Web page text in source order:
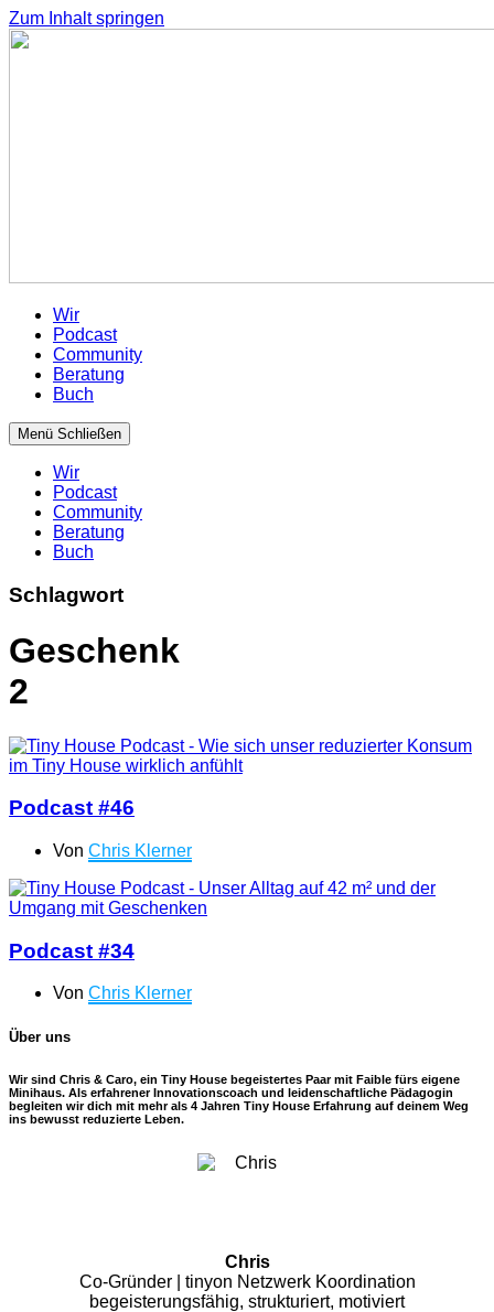
Zum Inhalt springen
Wir
Podcast
Community
Beratung
Buch
Menü Schließen
Wir
Podcast
Community
Beratung
Buch
Schlagwort
Geschenk
2
Podcast #46
Von Chris Klerner
Podcast #34
Von Chris Klerner
Über uns
Wir sind Chris & Caro, ein Tiny House begeistertes Paar mit Faible fürs eigene
Minihaus. Als erfahrener Innovationscoach und leidenschaftliche Pädagogin
begleiten wir dich mit mehr als 4 Jahren Tiny House Erfahrung auf deinem Weg
ins bewusst reduzierte Leben.
Chris
Co-Gründer | tinyon Netzwerk Koordination
begeisterungsfähig, strukturiert, motiviert